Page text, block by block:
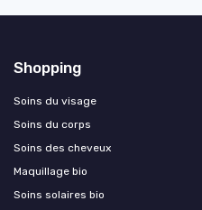
Shopping
Soins du visage
Soins du corps
Soins des cheveux
Maquillage bio
Soins solaires bio